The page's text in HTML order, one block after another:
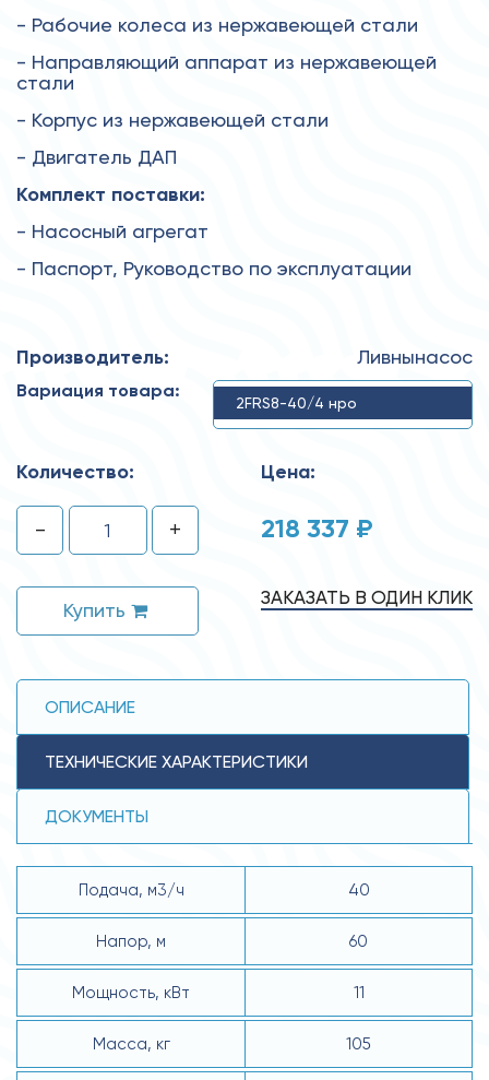
- Рабочие колеса из нержавеющей стали
- Направляющий аппарат из нержавеющей
стали
- Корпус из нержавеющей стали
- Двигатель ДАП
Комплект поставки:
- Насосный агрегат
- Паспорт, Руководство по эксплуатации
Производитель: Ливнынасос
Вариация товара:
2FRS8-40/4 нро
Количество:
- +
Купить
Цена:
218 337 ₽
ЗАКАЗАТЬ В ОДИН КЛИК
ОПИСАНИЕ
ТЕХНИЧЕСКИЕ ХАРАКТЕРИСТИКИ
ДОКУМЕНТЫ
Подача, м3/ч 40
Напор, м 60
Мощность, кВт 11
Масса, кг 105